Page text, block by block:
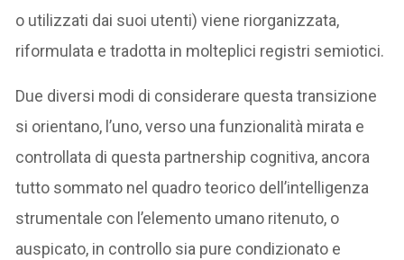
o utilizzati dai suoi utenti) viene riorganizzata,
riformulata e tradotta in molteplici registri semiotici.
Due diversi modi di considerare questa transizione
si orientano, l’uno, verso una funzionalità mirata e
controllata di questa partnership cognitiva, ancora
tutto sommato nel quadro teorico dell’intelligenza
strumentale con l’elemento umano ritenuto, o
auspicato, in controllo sia pure condizionato e